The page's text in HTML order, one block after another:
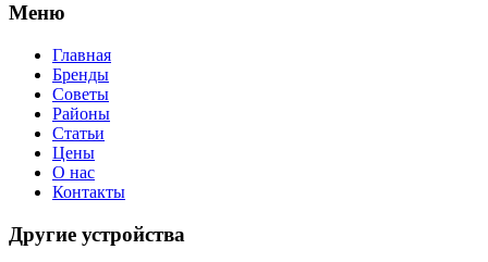
Meню
Главная
Бренды
Советы
Районы
Статьи
Цены
О нас
Контакты
Другие устройства